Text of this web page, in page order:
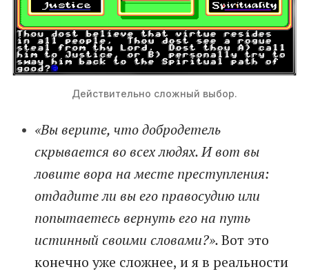
Действительно сложный выбор.
«Вы верите, что добродетель
скрывается во всех людях. И вот вы
ловите вора на месте преступления:
отдадите ли вы его правосудию или
попытаетесь вернуть его на путь
истинный своими словами?».Вот это
конечно уже сложнее, и я в реальности